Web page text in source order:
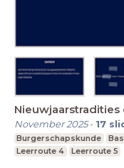
November 2025- 17
Burgerschapskunde
Leerroute 4
Leerroute 5